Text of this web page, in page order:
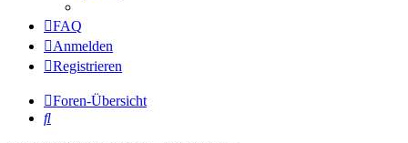
FAQ
Anmelden
Registrieren
Foren-Übersicht
Suche